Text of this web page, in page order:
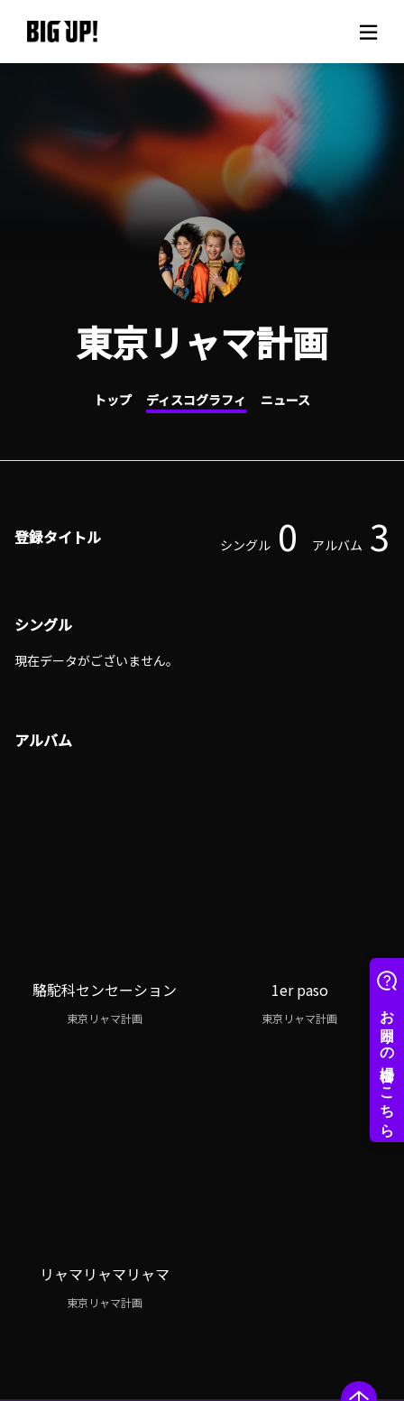
BIG UP!について
ニュース
料金プラン
サポート
ご利用の流れ
よくある質問
東京リャマ計画
トップ ディスコグラフィ ニュース
登録タイトル シングル 0 アルバム 3
シングル
現在データがございません。
アルバム
駱駝科センセーション
東京リャマ計画
1er paso
東京リャマ計画
リャマリャマリャマ
東京リャマ計画